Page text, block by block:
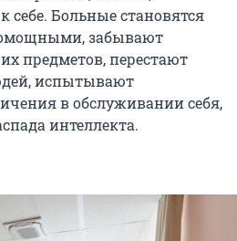
себе. Больные становятся
забывают
предметов, перестают
испытывают
в обслуживании себя,
интеллекта.